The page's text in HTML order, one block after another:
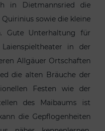
in Dietmannsried die
sowie die kleine
Gute Unterhaltung für
in der
Allgäuer Ortschaften
die alten Bräuche der
Festen wie der
des Maibaums ist
die Gepflogenheiten